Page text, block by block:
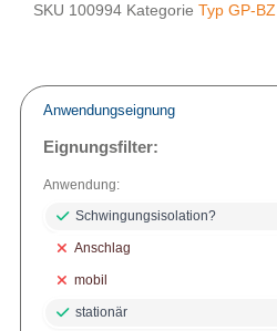
SKU 100994 Kategorie Typ GP-BZ
Anwendungseignung
Eignungsfilter:
Anwendung:
Schwingungsisolation?
Anschlag
mobil
stationär